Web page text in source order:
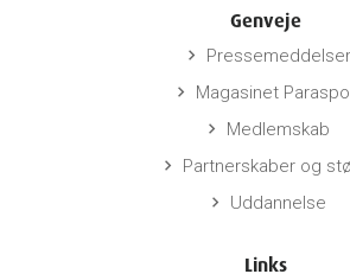
Genveje
keyboard_arrow_right Pressemeddelser
keyboard_arrow_right Magasinet
keyboard_arrow_right Medlemskab
keyboard_arrow_right Partnerskaber og
keyboard_arrow_right Uddannelse
Links